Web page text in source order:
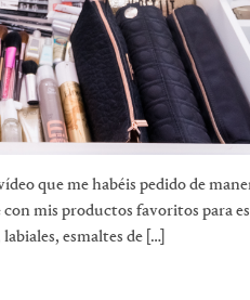
que me habéis pedido de
mis productos favoritos para
esmaltes de […]